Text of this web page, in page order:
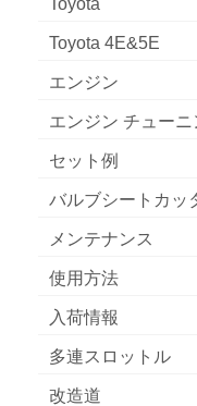
Toyota 4E&5E
エンジン
エンジン チューニ
セット例
バルブシートカッ
メンテナンス
使用方法
入荷情報
多連スロットル
改造道